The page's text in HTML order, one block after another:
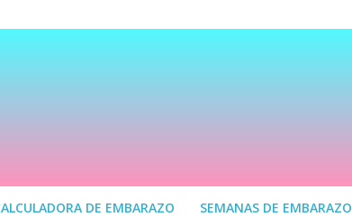
DE EMBARAZO SEMANAS DE EMBARAZO